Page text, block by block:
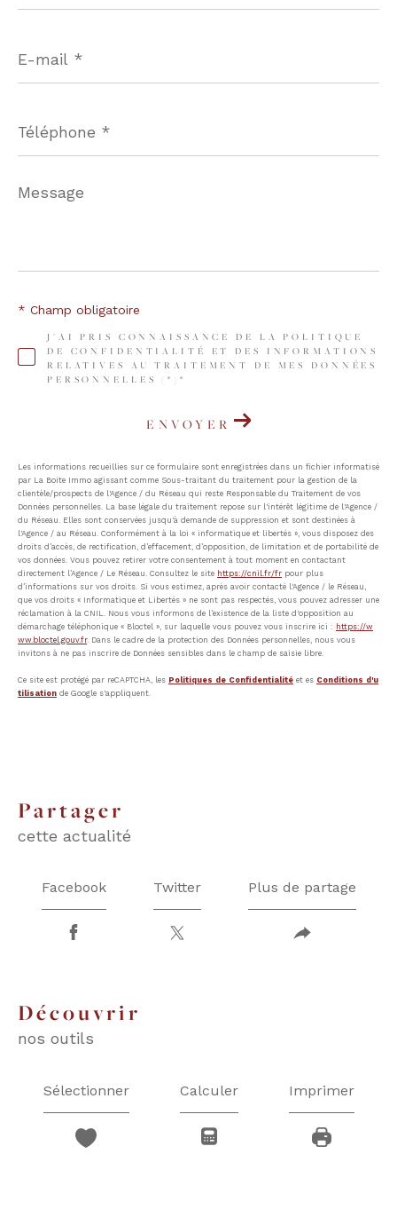
mail
*
*
Message
*
J'AI PRIS CONNAISSANCE DE LA POLITIQUE
DE CONFIDENTIALITÉ ET DES INFORMATIONS
RELATIVES AU TRAITEMENT DE MES DONNÉES
PERSONNELLES (*)*
* Champ obligatoire
ENVOYER
Les informations recueillies sur ce formulaire sont enregistrées dans un fichier informatisé
par La Boite Immo agissant comme Sous-traitant du traitement pour la gestion de la
clientèle/prospects de l'Agence / du Réseau qui reste Responsable du Traitement de vos
Données personnelles. La base légale du traitement repose sur l'intérêt légitime de l'Agence /
du Réseau. Elles sont conservées jusqu'à demande de suppression et sont destinées à
l'Agence / au Réseau. Conformément à la loi « informatique et libertés », vous disposez des
droits d’accès, de rectification, d’effacement, d’opposition, de limitation et de portabilité de
vos données. Vous pouvez retirer votre consentement à tout moment en contactant
directement l’Agence / Le Réseau. Consultez le site https://cnil.fr/fr pour plus
d’informations sur vos droits. Si vous estimez, après avoir contacté l'Agence / le Réseau,
que vos droits « Informatique et Libertés » ne sont pas respectés, vous pouvez adresser une
réclamation à la CNIL. Nous vous informons de l’existence de la liste d'opposition au
démarchage téléphonique « Bloctel », sur laquelle vous pouvez vous inscrire ici : https://w
ww.bloctel.gouv.fr. Dans le cadre de la protection des Données personnelles, nous vous
invitons à ne pas inscrire de Données sensibles dans le champ de saisie libre.
Ce site est protégé par reCAPTCHA, les Politiques de Confidentialité et es Conditions d'u
tilisation de Google s'appliquent.
partager
cette actualité
Facebook Twitter Plus de partage
découvrir
nos outils
Sélectionner Calculer Imprimer